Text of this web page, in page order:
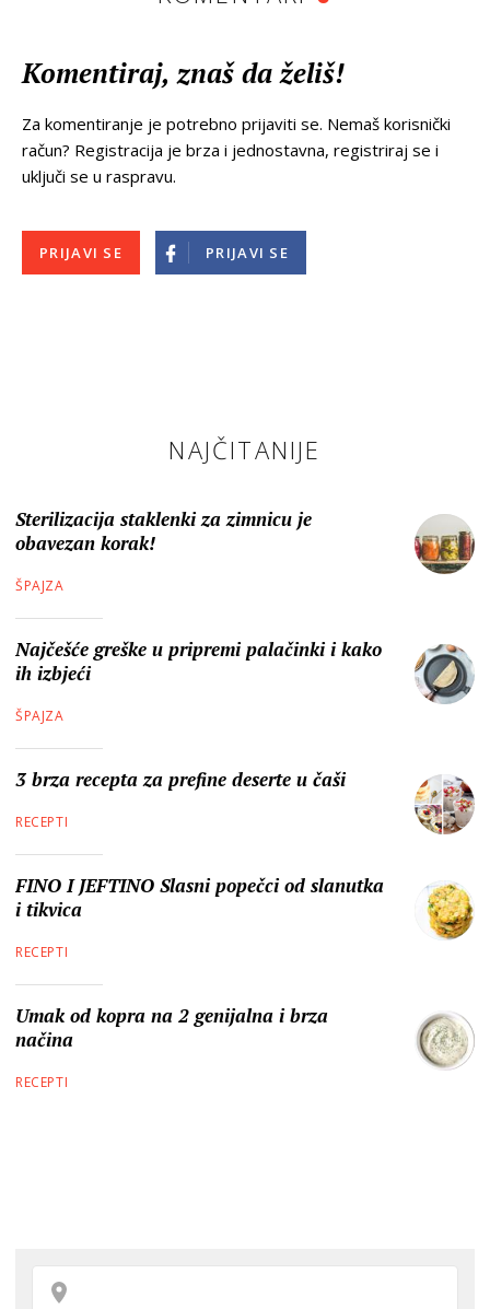
Komentiraj, znaš da želiš!
Za komentiranje je potrebno prijaviti se. Nemaš korisnički
račun? Registracija je brza i jednostavna, registriraj se i
uključi se u raspravu.
PRIJAVI SE PRIJAVI SE
NAJČITANIJE
Sterilizacija staklenki za zimnicu je
obavezan korak!
ŠPAJZA
Najčešće greške u pripremi palačinki i kako
ih izbjeći
ŠPAJZA
3 brza recepta za prefine deserte u čaši
RECEPTI
FINO I JEFTINO Slasni popečci od slanutka
i tikvica
RECEPTI
Umak od kopra na 2 genijalna i brza
načina
RECEPTI